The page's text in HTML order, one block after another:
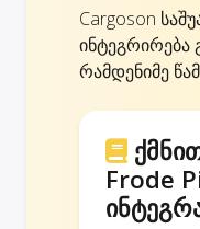
Cargoson
ინტეგრირება
რამდენიმე
Frode